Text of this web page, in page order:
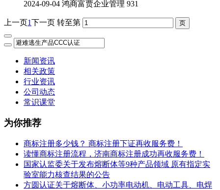
2024-09-04 鸿商富贾企业管理 931
上一页1下一页 转至第
新闻资讯
相关政策
行业资讯
公司动态
常识课堂
为你推荐
商标注册多少钱？ 商标注册下证再收服务费！
读懂商标注册流程，济南商标注册成功再收服务费！
国家认监委关于发布熔断体等9种产品领域 原有指定实
验室能力核查结果的公告
方圆认证关于熔断体、小功率电动机、电动工具、电焊